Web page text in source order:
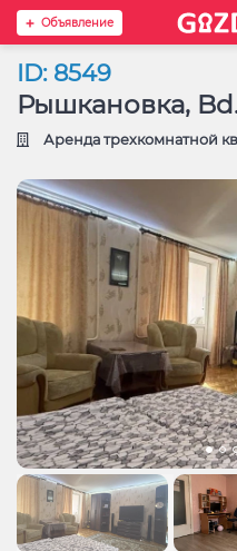
Oбъявление
ID: 8549
Рышкановка,
Аренда трехкомнатной